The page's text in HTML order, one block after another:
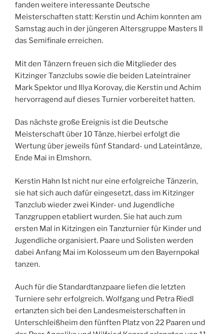
fanden weitere interessante Deutsche
Meisterschaften statt: Kerstin und Achim konnten am
Samstag auch in der jüngeren Altersgruppe Masters II
das Semifinale erreichen.
Mit den Tänzern freuen sich die Mitglieder des
Kitzinger Tanzclubs sowie die beiden Lateintrainer
Mark Spektor und Illya Korovay, die Kerstin und Achim
hervorragend auf dieses Turnier vorbereitet hatten.
Das nächste große Ereignis ist die Deutsche
Meisterschaft über 10 Tänze, hierbei erfolgt die
Wertung über jeweils fünf Standard- und Lateintänze,
Ende Mai in Elmshorn.
Kerstin Hahn Ist nicht nur eine erfolgreiche Tänzerin,
sie hat sich auch dafür eingesetzt, dass im Kitzinger
Tanzclub wieder zwei Kinder- und Jugendliche
Tanzgruppen etabliert wurden. Sie hat auch zum
ersten Mal in Kitzingen ein Tanzturnier für Kinder und
Jugendliche organisiert. Paare und Solisten werden
dabei Anfang Mai im Kolosseum um den Bayernpokal
tanzen.
Auch für die Standardtanzpaare liefen die letzten
Turniere sehr erfolgreich. Wolfgang und Petra Riedl
ertanzten sich bei den Landesmeisterschaften in
Unterschleißheim den fünften Platz von 22 Paaren und